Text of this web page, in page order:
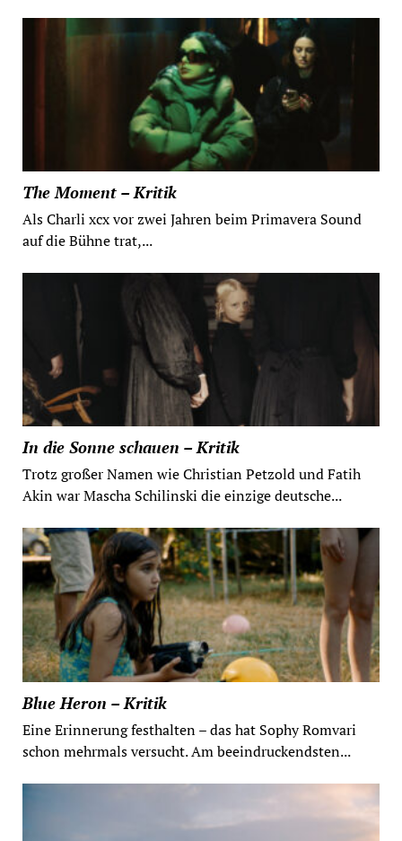
The Moment – Kritik
Als Charli xcx vor zwei Jahren beim Primavera Sound
auf die Bühne trat,...
In die Sonne schauen – Kritik
Trotz großer Namen wie Christian Petzold und Fatih
Akin war Mascha Schilinski die einzige deutsche...
Blue Heron – Kritik
Eine Erinnerung festhalten – das hat Sophy Romvari
schon mehrmals versucht. Am beeindruckendsten...